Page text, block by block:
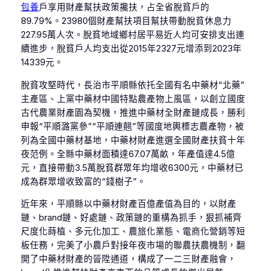
包養戶享用財產幫扶政策攙扶，占全省脫貧戶的
89.79%。23980個財產幫扶項目幫扶帶動脫貧休息力
227.95萬人次。脫貧地域鄉村居平易近人均可安排支出連
續進步，脫貧戶人均支出從2015年2327元增添到2023年
14339元。
脫貧攻堅時代，長治市平順縣依托全國有名中藥材“北藥”
主產區、上黨中藥材中國特點農產物上風區，以創立國度
古代農業財產園為契機，推進中藥材全財產鏈成長，勝利
申報“平順潞黨參”“平順連翹”等國度地輿標志農產物，被
列為全國中藥材基地，中藥材財產進選全國財產扶貧十年
夜范例。全縣中藥材面積達67.07萬畝，年產值達4.5億
元，直接帶動3.5萬脫貧群眾年均增收6300元，中藥材已
成為群眾增收致富的“錢樹子”。
近年來，平順縣以中藥材財產百億產值為目的，以財產
鏈、brand鏈、好處鏈、政策鏈的重構為抓手，狠抓補齊
尺度化蒔植、多元化加工、農旅化業態、電商化營銷等短
板任務，完美了小農戶對接年夜市場的聯農扶農機制，翻
開了中藥材財產的晉陞通道，構成了一二三財產融會，